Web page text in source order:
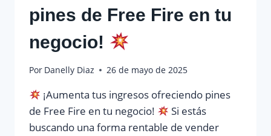
pines de Free Fire en tu
negocio!
Por Danelly Diaz 26 de mayo de 2025
¡Aumenta tus ingresos ofreciendo pines
de Free Fire en tu negocio!
Si estás
buscando una forma rentable de vender